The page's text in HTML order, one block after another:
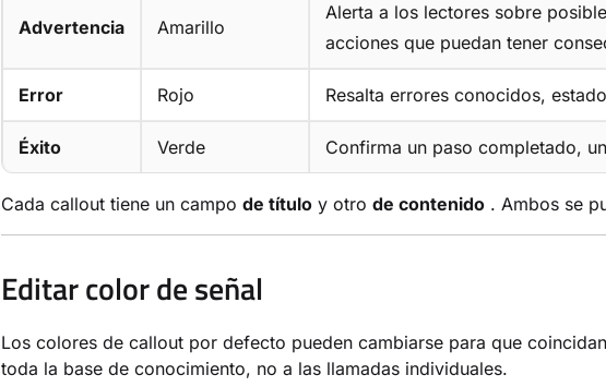
Advertencia Amarillo
Alerta a los lectores sobre
acciones que puedan tener
Error Rojo Resalta errores conocidos,
Éxito Verde Confirma un paso completado,
Cada callout tiene un campo de título y otro de contenido . Ambos se
Editar color de señal
Los colores de callout por defecto pueden cambiarse para que
toda la base de conocimiento, no a las llamadas individuales.